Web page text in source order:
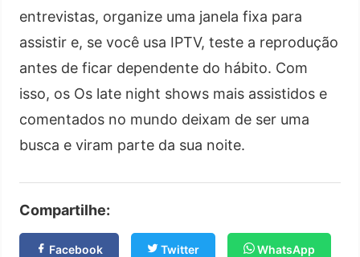
entrevistas, organize uma janela fixa para
assistir e, se você usa IPTV, teste a reprodução
antes de ficar dependente do hábito. Com
isso, os Os late night shows mais assistidos e
comentados no mundo deixam de ser uma
busca e viram parte da sua noite.
Compartilhe:
Facebook Twitter WhatsApp